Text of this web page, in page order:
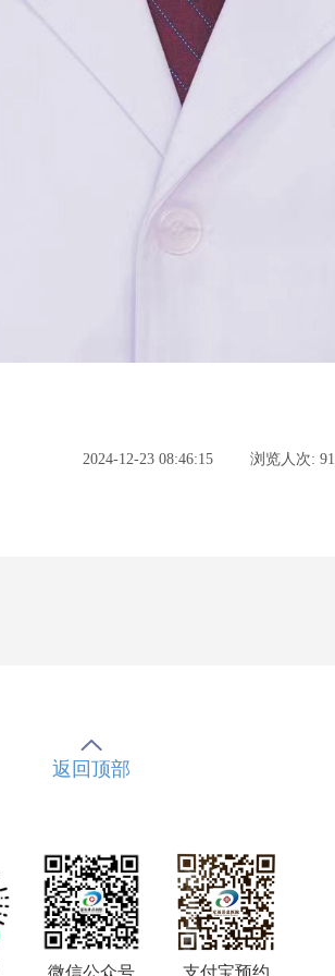
2024-12-23 08:46:15 浏览人次:
返回顶部
微信公众号 支付宝预约